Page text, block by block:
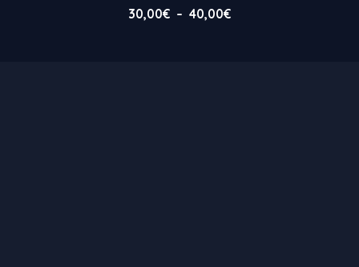
30,00€ – 40,00€Plage